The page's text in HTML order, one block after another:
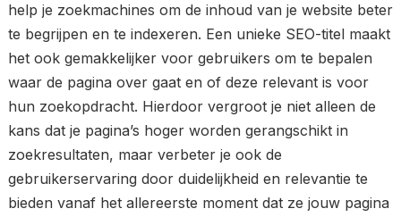
help je zoekmachines om de inhoud van je website beter
te begrijpen en te indexeren. Een unieke SEO-titel maakt
het ook gemakkelijker voor gebruikers om te bepalen
waar de pagina over gaat en of deze relevant is voor
hun zoekopdracht. Hierdoor vergroot je niet alleen de
kans dat je pagina’s hoger worden gerangschikt in
zoekresultaten, maar verbeter je ook de
gebruikerservaring door duidelijkheid en relevantie te
bieden vanaf het allereerste moment dat ze jouw pagina